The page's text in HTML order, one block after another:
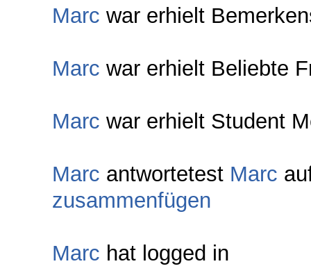
Marc war erhielt
Marc war erhielt Beliebte
Marc war erhielt Student
Marc antwortetest Marc
zusammenfügen
Marc hat logged in